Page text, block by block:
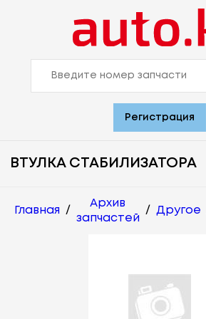
Регистрация
ВТУЛКА СТАБИЛИЗАТОРА
Главная /
Архив
запчастей
/ Другое